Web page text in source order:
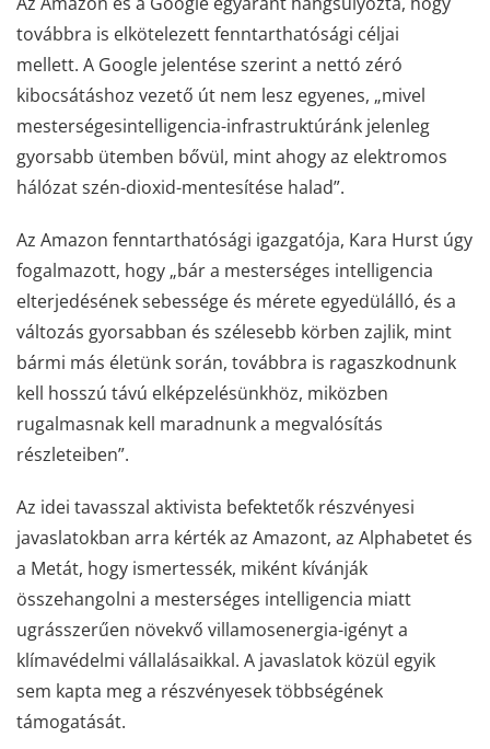
továbbra is elkötelezett fenntarthatósági céljai
mellett. A Google jelentése szerint a nettó zéró
kibocsátáshoz vezető út nem lesz egyenes, „mivel
mesterségesintelligencia-infrastruktúránk jelenleg
gyorsabb ütemben bővül, mint ahogy az elektromos
hálózat szén-dioxid-mentesítése halad”.
Az Amazon fenntarthatósági igazgatója, Kara Hurst úgy
fogalmazott, hogy „bár a mesterséges intelligencia
elterjedésének sebessége és mérete egyedülálló, és a
változás gyorsabban és szélesebb körben zajlik, mint
bármi más életünk során, továbbra is ragaszkodnunk
kell hosszú távú elképzelésünkhöz, miközben
rugalmasnak kell maradnunk a megvalósítás
részleteiben”.
Az idei tavasszal aktivista befektetők részvényesi
javaslatokban arra kérték az Amazont, az Alphabetet és
a Metát, hogy ismertessék, miként kívánják
összehangolni a mesterséges intelligencia miatt
ugrásszerűen növekvő villamosenergia-igényt a
klímavédelmi vállalásaikkal. A javaslatok közül egyik
sem kapta meg a részvényesek többségének
támogatását.